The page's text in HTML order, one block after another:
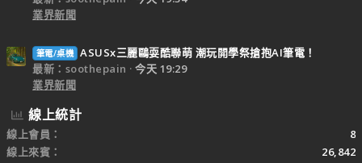
業界新聞
筆電/桌機 ASUSx三麗鷗耍酷聯萌 潮玩開學祭搶抱AI筆電！
最新：soothepain
今天 19:29
業界新聞
線上統計
線上會員
8
線上來賓
26,842